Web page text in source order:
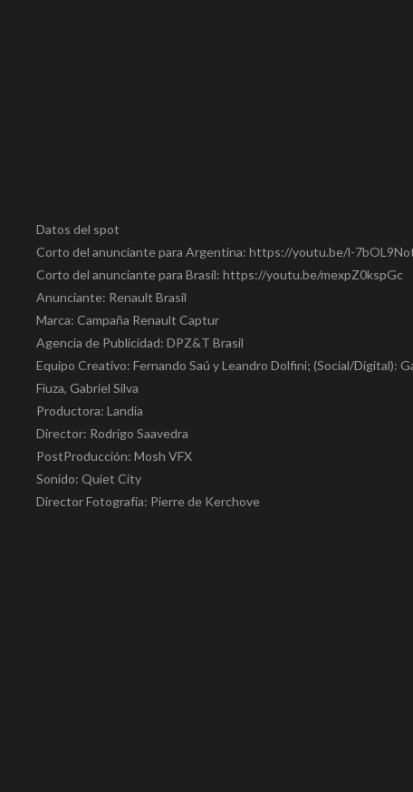
Datos del spot
Corto del anunciante para Argentina: https://youtu.be/l-
Corto del anunciante para Brasil: https://youtu.be/mexpZ0kspGc
Anunciante: Renault Brasil
Marca: Campaña Renault Captur
Agencia de Publicidad: DPZ&T Brasil
Equipo Creativo: Fernando Saú y Leandro Dolfini; (Social/Digital):
Fiuza, Gabriel Silva
Productora: Landia
Director: Rodrigo Saavedra
PostProducción: Mosh VFX
Sonido: Quiet City
Director Fotografía: Pierre de Kerchove